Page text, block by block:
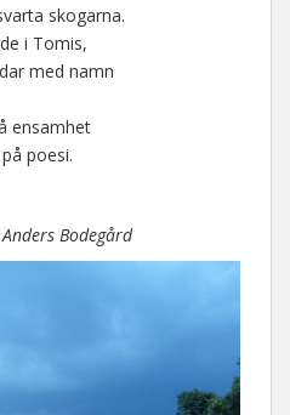
skogarna.
i Tomis,
med namn
ensamhet
poesi.
Bodegård